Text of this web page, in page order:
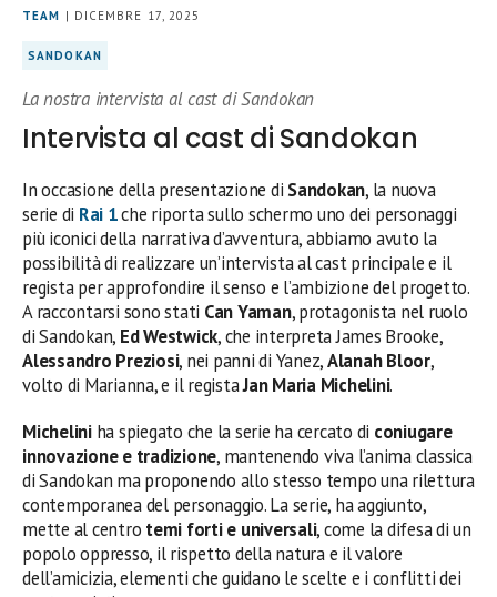
TEAM | DICEMBRE 17, 2025
SANDOKAN
La nostra intervista al cast di Sandokan
Intervista al cast di Sandokan
In occasione della presentazione di Sandokan, la nuova
serie di Rai 1che riporta sullo schermo uno dei personaggi
più iconici della narrativa d’avventura, abbiamo avuto la
possibilità di realizzare un’intervista al cast principale e il
regista per approfondire il senso e l’ambizione del progetto.
A raccontarsi sono stati Can Yaman, protagonista nel ruolo
di Sandokan, Ed Westwick, che interpreta James Brooke,
Alessandro Preziosi, nei panni di Yanez,Alanah Bloor,
volto di Marianna, e il registaJan Maria Michelini.
Micheliniha spiegato che la serie ha cercato di coniugare
innovazione e tradizione, mantenendo viva l’anima classica
di Sandokan ma proponendo allo stesso tempo una rilettura
contemporanea del personaggio. La serie, ha aggiunto,
mette al centro temi forti e universali, come la difesa di un
popolo oppresso, il rispetto della natura e il valore
dell’amicizia, elementi che guidano le scelte e i conflitti dei